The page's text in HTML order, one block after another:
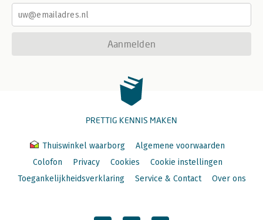
Aanmelden
PRETTIG KENNIS MAKEN
Thuiswinkel waarborg
Algemene voorwaarden
Colofon
Privacy Cookies
Cookie instellingen
Toegankelijkheidsverklaring
Service & Contact Over ons